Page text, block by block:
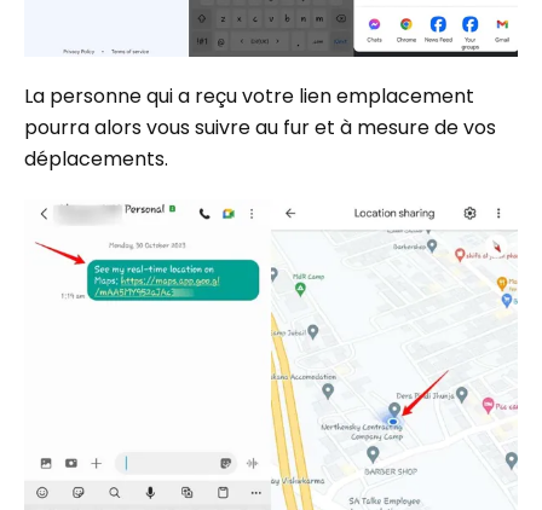
La personne qui a reçu votre lien emplacement
pourra alors vous suivre au fur et à mesure de vos
déplacements.